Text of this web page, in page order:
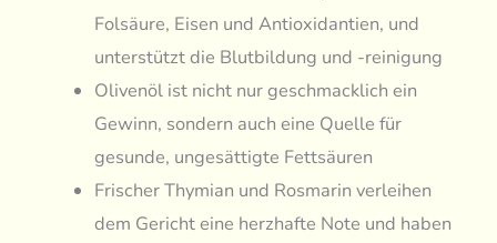
Folsäure, Eisen und Antioxidantien, und
unterstützt die Blutbildung und -reinigung
Olivenöl ist nicht nur geschmacklich ein
Gewinn, sondern auch eine Quelle für
gesunde, ungesättigte Fettsäuren
Frischer Thymian und Rosmarin verleihen
dem Gericht eine herzhafte Note und haben